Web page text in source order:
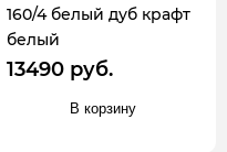
160/4 белый дуб крафт
белый
13490 руб.
В корзину